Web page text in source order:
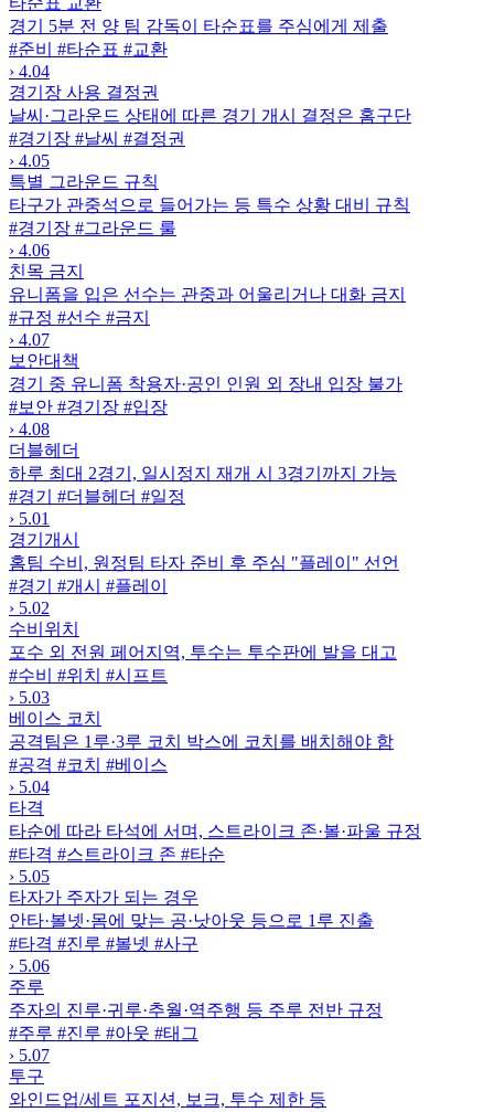
경기 5분 전 양 팀 감독이 타순표를 주심에게 제출
#준비
#타순표 #교환
› 4.04
경기장 사용 결정권
날씨·그라운드 상태에 따른 경기 개시 결정은 홈구단
#경기장 #날씨 #결정권
› 4.05
특별 그라운드 규칙
타구가 관중석으로 들어가는 등 특수 상황 대비 규칙
#경기장 #그라운드 룰
› 4.06
친목 금지
유니폼을 입은 선수는 관중과 어울리거나 대화 금지
#규정 #선수 #금지
› 4.07
보안대책
경기 중 유니폼 착용자·공인 인원 외 장내 입장 불가
#보안 #경기장 #입장
› 4.08
더블헤더
하루 최대 2경기, 일시정지 재개 시 3경기까지 가능
#경기
#더블헤더 #일정
› 5.01
경기개시
홈팀 수비, 원정팀 타자 준비 후 주심 "플레이" 선언
#경기
#개시 #플레이
› 5.02
수비위치
포수 외 전원 페어지역, 투수는 투수판에 발을 대고
#수비
#위치 #시프트
› 5.03
베이스 코치
공격팀은 1루·3루 코치 박스에 코치를 배치해야 함
#공격 #코치 #베이스
› 5.04
타격
타순에 따라 타석에 서며, 스트라이크 존·볼·파울 규정
#타격 #스트라이크 존 #타순
› 5.05
타자가 주자가 되는 경우
안타·볼넷·몸에 맞는 공·낫아웃 등으로 1루 진출
#타격 #진루 #볼넷 #사구
› 5.06
주루
주자의 진루·귀루·추월·역주행 등 주루 전반 규정
#주루 #진루 #아웃 #태그
› 5.07
투구
와인드업/세트 포지션, 보크, 투수 제한 등